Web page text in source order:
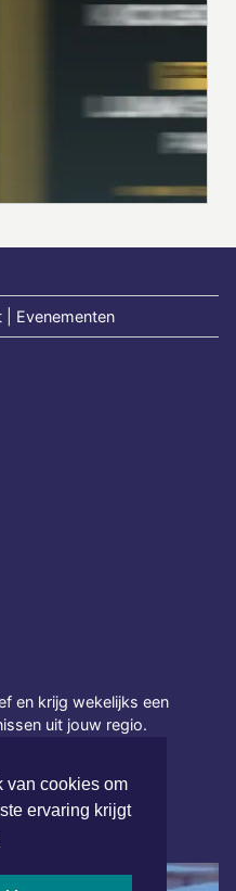
van cookies om
ervaring krijgt
Evenementen
en krijg wekelijks een
uit jouw regio.